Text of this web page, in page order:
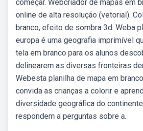
começar. Webcriador de mapas em
online de alta resolução (vetorial).
branco, efeito de sombra 3d. Weba
europa é uma geografia imprimível
tela em branco para os alunos
delinearem as diversas fronteiras
Webesta planilha de mapa em
convida as crianças a colorir e
diversidade geográfica do
respondem a perguntas sobre a.